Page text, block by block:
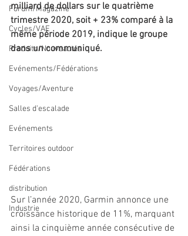
Forum/Magazine
Cycles/VAE
Produits/Nouveautés
Evénements/Fédérations
Voyages/Aventure
Salles d'escalade
Evénements
Territoires outdoor
Fédérations
distribution
Industrie
milliard de dollars sur le quatrième
trimestre 2020, soit + 23% comparé à la
même période 2019, indique le groupe
dans un communiqué.
Sur l’année 2020, Garmin annonce une
croissance historique de 11%, marquant
ainsi la cinquième année consécutive de